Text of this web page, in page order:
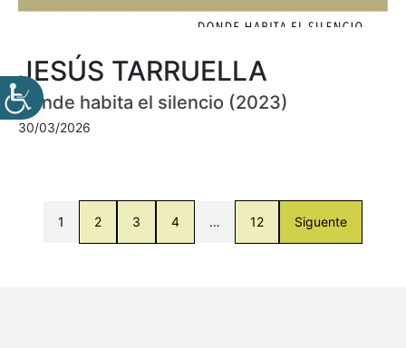
JESÚS TARRUELLA
Donde habita el silencio (2023)
30/03/2026
1 2 3 4 … 12 Siguente